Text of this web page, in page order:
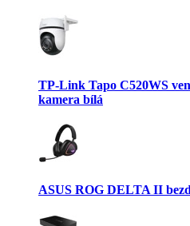
TP-Link Tapo C520WS
kamera bílá
ASUS ROG DELTA II